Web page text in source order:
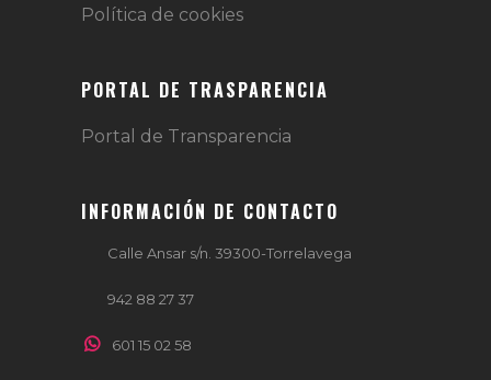
Política de cookies
PORTAL DE TRASPARENCIA
Portal de Transparencia
INFORMACIÓN DE CONTACTO
Calle Ansar s/n. 39300-Torrelavega
942 88 27 37
601 15 02 58